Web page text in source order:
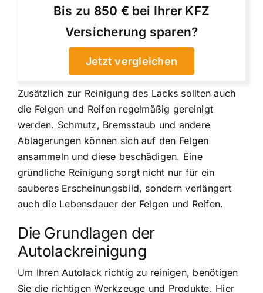
Bis zu 850 € bei Ihrer KFZ
Versicherung sparen?
Jetzt vergleichen
Zusätzlich zur Reinigung des Lacks sollten auch
die Felgen und Reifen regelmäßig gereinigt
werden. Schmutz, Bremsstaub und andere
Ablagerungen können sich auf den Felgen
ansammeln und diese beschädigen. Eine
gründliche Reinigung sorgt nicht nur für ein
sauberes Erscheinungsbild, sondern verlängert
auch die Lebensdauer der Felgen und Reifen.
Die Grundlagen der
Autolackreinigung
Um Ihren Autolack richtig zu reinigen, benötigen
Sie die richtigen Werkzeuge und Produkte. Hier